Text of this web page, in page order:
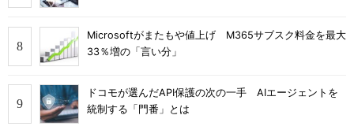
Microsoftがまたもや値上げ M365サブスク料金を最大
33％増の「言い分」
ドコモが選んだAPI保護の次の一手 AIエージェントを
統制する「門番」とは